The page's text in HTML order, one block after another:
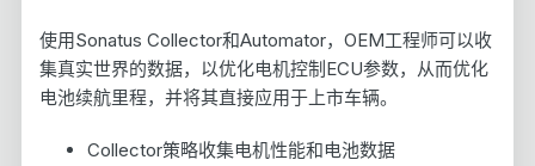
使用Sonatus Collector和Automator，OEM工程师可以收
集真实世界的数据，以优化电机控制ECU参数，从而优化
电池续航里程，并将其直接应用于上市车辆。
Collector策略收集电机性能和电池数据